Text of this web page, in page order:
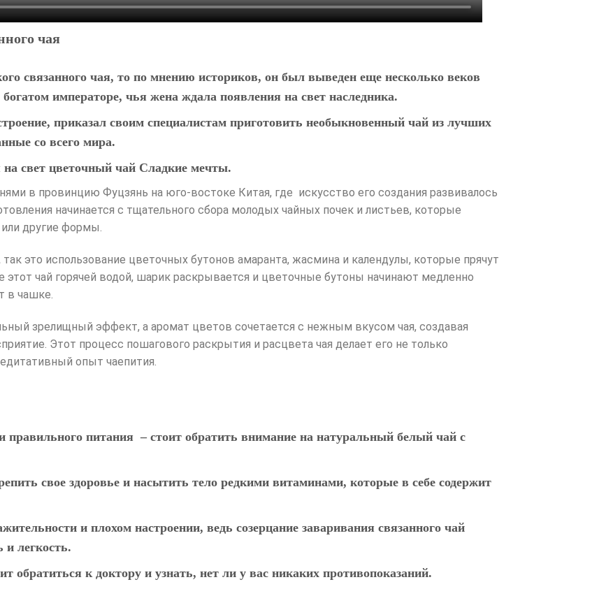
чая
связанного чая, то по мнению историков, он был выведен еще несколько веков
императоре, чья жена ждала появления на свет наследника.
приказал своим специалистам приготовить необыкновенный чай из лучших
со всего мира.
на свет цветочный чай Сладкие мечты.
в провинцию Фуцзянь на юго-востоке Китая, где искусство его создания развивалось
начинается с тщательного сбора молодых чайных почек и листьев, которые
другие формы.
это использование цветочных бутонов амаранта, жасмина и календулы, которые прячут
чай горячей водой, шарик раскрывается и цветочные бутоны начинают медленно
в чашке.
зрелищный эффект, а аромат цветов сочетается с нежным вкусом чая, создавая
Этот процесс пошагового раскрытия и расцвета чая делает его не только
опыт чаепития.
правильного питания – стоит обратить внимание на натуральный белый чай с
свое здоровье и насытить тело редкими витаминами, которые в себе содержит
и плохом настроении, ведь созерцание заваривания связанного чай
и легкость.
обратиться к доктору и узнать, нет ли у вас никаких противопоказаний.